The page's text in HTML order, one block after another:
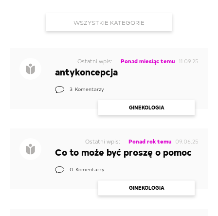
WSZYSTKIE KATEGORIE
MIESIĄCZKA
GINEKOLOGIA
MOJA MIŁOŚĆ
PIERWSZY RAZ
NIKT MNIE NIE ROZUMIE
Ostatni wpis: Ponad miesiąc temu 11.09.25
antykoncepcja
3 Komentarzy
GINEKOLOGIA
Ostatni wpis: Ponad rok temu 09.06.25
Co to może być proszę o pomoc
0 Komentarzy
GINEKOLOGIA